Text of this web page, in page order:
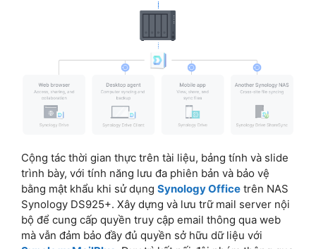
Cộng tác thời gian thực trên tài liệu, bảng tính và slide
trình bày, với tính năng lưu đa phiên bản và bảo vệ
bằng mật khẩu khi sử dụng Synology Office trên NAS
Synology DS925+. Xây dựng và lưu trữ mail server nội
bộ để cung cấp quyền truy cập email thông qua web
mà vẫn đảm bảo đầy đủ quyền sở hữu dữ liệu với